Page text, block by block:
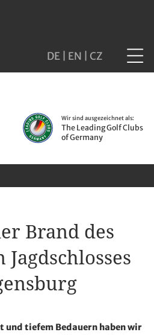
DE EN CZ
Wir sind ausgezeichnet als:
The Leading Golf Clubs
of Germany
Brand des
tiefem Bedauern haben wir